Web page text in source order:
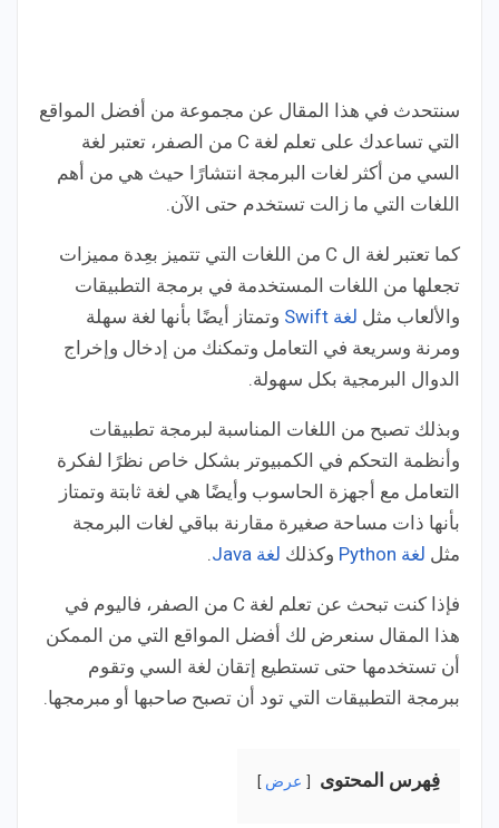
سنتحدث في هذا المقال عن مجموعة من أفضل المواقع
التي تساعدك على تعلم لغة C من الصفر، تعتبر لغة
السي من أكثر لغات البرمجة انتشارًا حيث هي من أهم
اللغات التي ما زالت تستخدم حتى الآن.
كما تعتبر لغة ال C من اللغات التي تتميز بعِدة مميزات
تجعلها من اللغات المستخدمة في برمجة التطبيقات
والألعاب مثل لغة Swift
وتمتاز أيضًا بأنها لغة سهلة
ومرنة وسريعة في التعامل وتمكنك من إدخال وإخراج
الدوال البرمجية بكل سهولة.
وبذلك تصبح من اللغات المناسبة لبرمجة تطبيقات
وأنظمة التحكم في الكمبيوتر بشكل خاص نظرًا لفكرة
التعامل مع أجهزة الحاسوب وأيضًا هي لغة ثابتة وتمتاز
بأنها ذات مساحة صغيرة مقارنة بباقي لغات البرمجة
مثل لغة Python وكذلك لغة Java .
فإذا كنت تبحث عن تعلم لغة C من الصفر، فاليوم في
هذا المقال سنعرض لك أفضل المواقع التي من الممكن
أن تستخدمها حتى تستطيع إتقان لغة السي وتقوم
ببرمجة التطبيقات التي تود أن تصبح صاحبها أو مبرمجها.
فِهرس المحتوى عرض